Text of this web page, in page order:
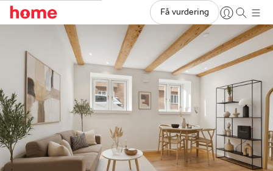
Få vurdering